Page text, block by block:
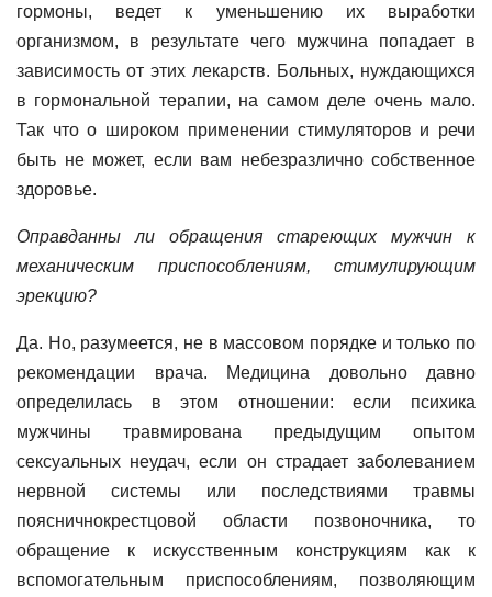
гормоны, ведет к уменьшению их выработки
организмом, в результате чего мужчина попадает в
зависимость от этих лекарств. Больных, нуждающихся
в гормональной терапии, на самом деле очень мало.
Так что о широком применении стимуляторов и речи
быть не может, если вам небезразлично собственное
здоровье.
Оправданны ли обращения стареющих мужчин к
механическим приспособлениям, стимулирующим
эрекцию?
Да. Но, разумеется, не в массовом порядке и только по
рекомендации врача. Медицина довольно давно
определилась в этом отношении: если психика
мужчины травмирована предыдущим опытом
сексуальных неудач, если он страдает заболеванием
нервной системы или последствиями травмы
поясничнокрестцовой области позвоночника, то
обращение к искусственным конструкциям как к
вспомогательным приспособлениям, позволяющим